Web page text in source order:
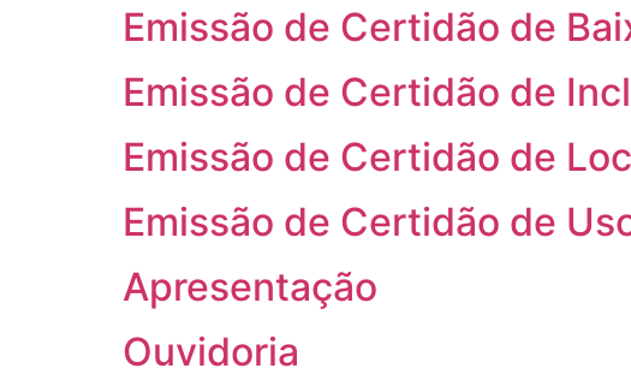
Emissão de Certidão de
Emissão de Certidão de
Emissão de Certidão de
Emissão de Certidão de
Apresentação
Ouvidoria